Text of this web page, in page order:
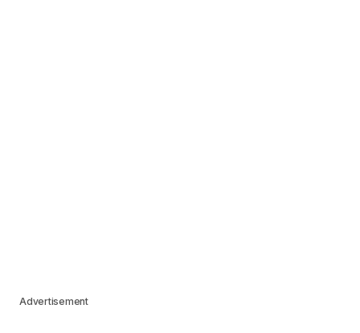
Advertisement